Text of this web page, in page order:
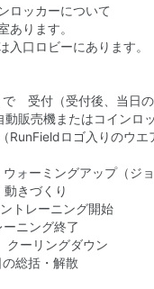
ロッカーについて
あります。
入口ロビーにあります。
受付（受付後、当日の
販売機またはコインロ
RunFieldロゴ入りのウエ
ォーミングアップ（ジョ
きづくり
トレーニング開始
ニング終了
ーリングダウン
総括・解散